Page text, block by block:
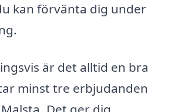
kan förvänta dig under
är det alltid en bra
minst tre erbjudanden